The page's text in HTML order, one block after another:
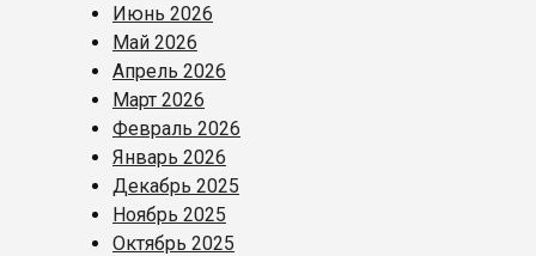
Июнь 2026
Май 2026
Апрель 2026
Март 2026
Февраль 2026
Январь 2026
Декабрь 2025
Ноябрь 2025
Октябрь 2025